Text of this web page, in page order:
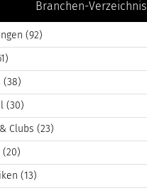
Branchen-Verzeichnis
(92)
(38)
(30)
Clubs (23)
(20)
(13)